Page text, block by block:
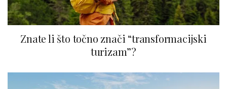
Znate li što točno znači “transformacijski
turizam”?